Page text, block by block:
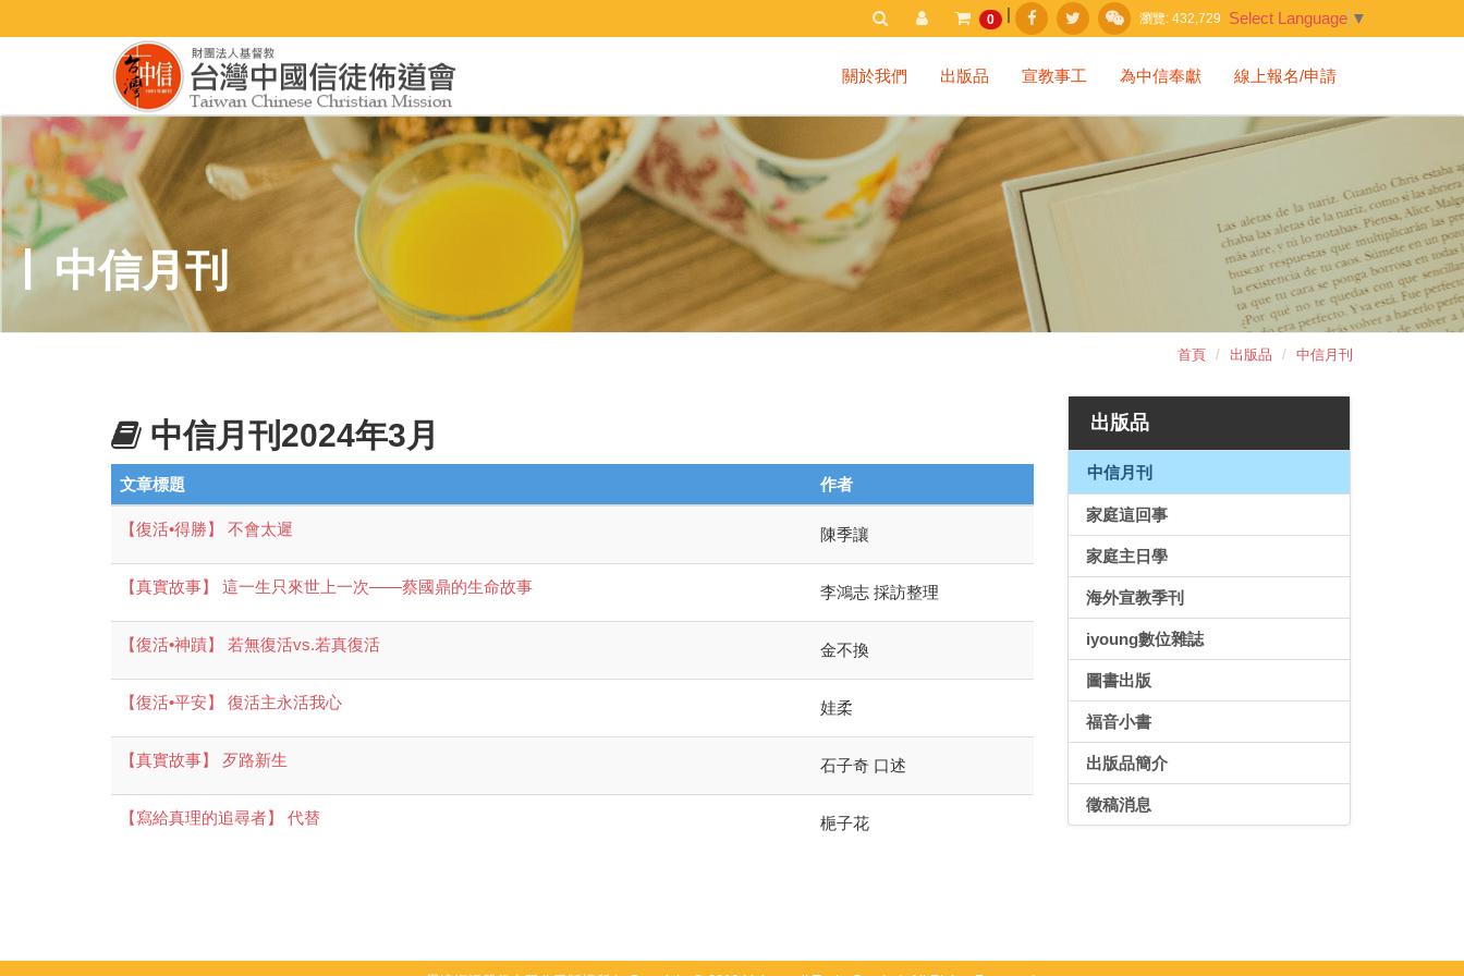
Select Language ▼
瀏覽: 432,729
0 |
關於我們 出版品 宣教事工 為中信奉獻 線上報名/申請
中信月刊
首頁 出版品 中信月刊
中信月刊2024年3月
文章標題 作者
【復活•得勝】 不會太遲 陳季讓
【真實故事】 這一生只來世上一次——蔡國鼎的生命故事 李鴻志 採訪整理
【復活•神蹟】 若無復活vs.若真復活 金不換
【復活•平安】 復活主永活我心 娃柔
【真實故事】 歹路新生 石子奇 口述
【寫給真理的追尋者】 代替 梔子花
出版品
中信月刊
家庭這回事
家庭主日學
海外宣教季刊
iyoung數位雜誌
圖書出版
福音小書
出版品簡介
徵稿消息